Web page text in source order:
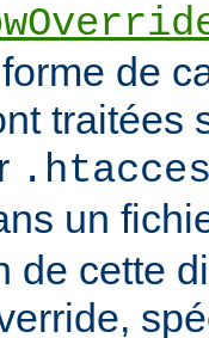
de
traitées
un
de cette